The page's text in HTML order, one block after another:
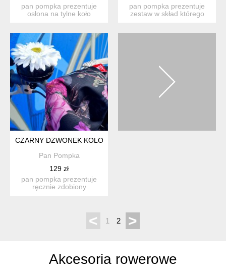
pan pompka prezentuje
osłona na tylne koło
pan pompka prezentuje
zestaw w skład którego
CZARNY DZWONEK KOLOROWE KWIATY
Pan Pompka
129 zł
pan pompka prezentuje
ręcznie zdobiony
< 1 2 >
Akcesoria rowerowe